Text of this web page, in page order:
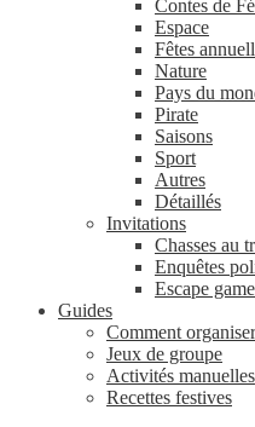
Contes de
Espace
Fêtes
Nature
Pays du
Pirate
Saisons
Sport
Autres
Détaillés
Invitations
Chasses au
Enquêtes
Escape
Guides
Comment
Jeux de groupe
Activités manuelles
Recettes festives